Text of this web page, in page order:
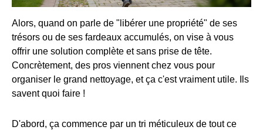
Alors, quand on parle de "libérer une propriété" de ses
trésors ou de ses fardeaux accumulés, on vise à vous
offrir une solution complète et sans prise de tête.
Concrètement, des pros viennent chez vous pour
organiser le grand nettoyage, et ça c'est vraiment utile. Ils
savent quoi faire !
D'abord, ça commence par un tri méticuleux de tout ce